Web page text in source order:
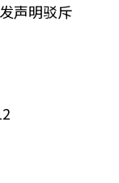
声明驳斥